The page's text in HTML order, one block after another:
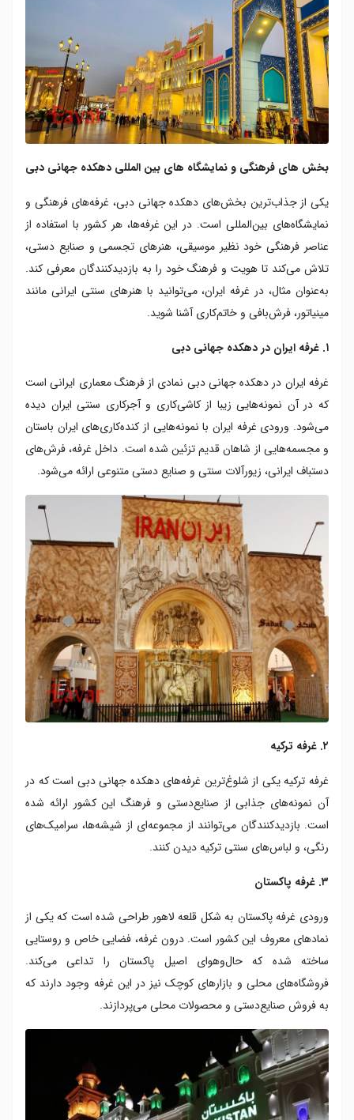
بخش های فرهنگی و نمایشگاه های بین المللی دهکده جهانی دبی
یکی از جذاب‌ترین بخش‌های دهکده جهانی دبی، غرفه‌های فرهنگی و
نمایشگاه‌های بین‌المللی است. در این غرفه‌ها، هر کشور با استفاده از
عناصر فرهنگی خود نظیر موسیقی، هنرهای تجسمی و صنایع دستی،
تلاش می‌کند تا هویت و فرهنگ خود را به بازدیدکنندگان معرفی کند.
به‌عنوان مثال، در غرفه ایران، می‌توانید با هنرهای سنتی ایرانی مانند
مینیاتور، فرش‌بافی و خاتم‌کاری آشنا شوید.
۱. غرفه ایران در دهکده جهانی دبی
غرفه ایران در دهکده جهانی دبی نمادی از فرهنگ معماری ایرانی است
که در آن نمونه‌هایی زیبا از کاشی‌کاری و آجرکاری سنتی ایران دیده
می‌شود. ورودی غرفه ایران با نمونه‌هایی از کنده‌کاری‌های ایران باستان
و مجسمه‌هایی از شاهان قدیم تزئین شده است. داخل غرفه، فرش‌های
دستباف ایرانی، زیورآلات سنتی و صنایع دستی متنوعی ارائه می‌شود.
۲. غرفه ترکیه
غرفه ترکیه یکی از شلوغ‌ترین غرفه‌های دهکده جهانی دبی است که در
آن نمونه‌های جذابی از صنایع‌دستی و فرهنگ این کشور ارائه شده
است. بازدیدکنندگان می‌توانند از مجموعه‌ای از شیشه‌ها، سرامیک‌های
رنگی، و لباس‌های سنتی ترکیه دیدن کنند.
۳. غرفه پاکستان
ورودی غرفه پاکستان به شکل قلعه لاهور طراحی شده است که یکی از
نمادهای معروف این کشور است. درون غرفه، فضایی خاص و روستایی
ساخته شده که حال‌وهوای اصیل پاکستان را تداعی می‌کند.
فروشگاه‌های محلی و بازارهای کوچک نیز در این غرفه وجود دارند که
به فروش صنایع‌دستی و محصولات محلی می‌پردازند.